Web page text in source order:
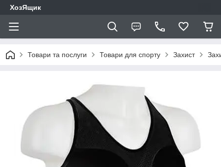
ХозЯщик
Товари та послуги Товари для спорту Захист